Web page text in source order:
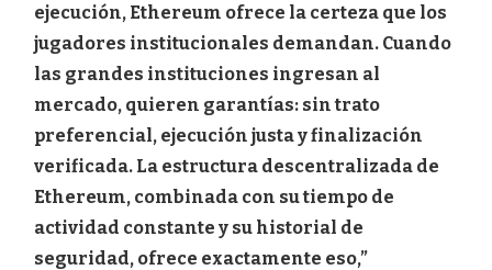
ejecución, Ethereum ofrece la certeza que los
jugadores institucionales demandan. Cuando
las grandes instituciones ingresan al
mercado, quieren garantías: sin trato
preferencial, ejecución justa y finalización
verificada. La estructura descentralizada de
Ethereum, combinada con su tiempo de
actividad constante y su historial de
seguridad, ofrece exactamente eso,”